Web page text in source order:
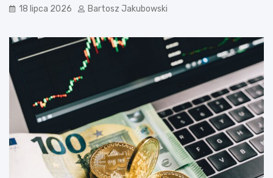
18 lipca 2026 Bartosz Jakubowski